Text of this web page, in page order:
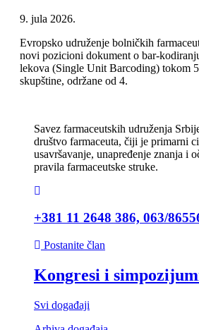
9. jula 2026.
Evropsko udruženje bolničkih
novi pozicioni dokument o bar-
lekova (Single Unit Barcoding) tokom
skupštine, održane od 4.
Savez farmaceutskih udruženja
društvo farmaceuta, čiji je primarni
usavršavanje, unapređenje znanja i
pravila farmaceutske struke.
+381 11 2648 386, 063/
Postanite član
Kongresi i
Svi događaji